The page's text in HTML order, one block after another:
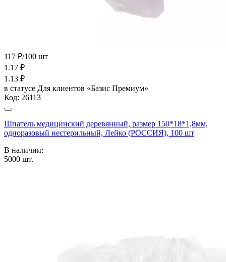
117 ₽/100 шт
1.17 ₽
1.13 ₽
в статусе Для клиентов «Базис Премиум»
Код: 26113
Шпатель медицинский деревянный, размер 150*18*1,8мм,
одноразовый нестерильный, Лейко (РОССИЯ), 100 шт
В наличии:
5000 шт.